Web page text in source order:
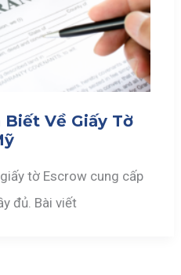
Biết Về Giấy Tờ
tờ Escrow cung cấp
đủ. Bài viết